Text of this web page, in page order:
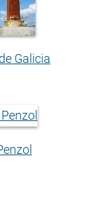
Galicia